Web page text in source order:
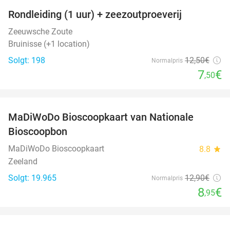
Rondleiding (1 uur) + zeezoutproeverij
Zeeuwsche Zoute
Bruinisse (+1 location)
Solgt: 198
Normalpris 12,50€
7,50€
MaDiWoDo Bioscoopkaart van Nationale
Bioscoopbon
MaDiWoDo Bioscoopkaart 8.8 star
Zeeland
Solgt: 19.965
Normalpris 12,90€
8,95€